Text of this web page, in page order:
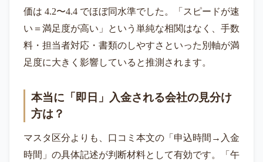
価は 4.2〜4.4 でほぼ同水準でした。「スピードが速
い＝満足度が高い」という単純な相関はなく、手数
料・担当者対応・書類のしやすさといった別軸が満
足度に大きく影響していると推測されます。
本当に「即日」入金される会社の見分け
方は？
マスタ区分よりも、口コミ本文の「申込時間→入金
時間」の具体記述が判断材料として有効です。「午